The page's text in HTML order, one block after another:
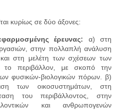
κυρίως σε δύο άξονες:
έρευνας: α) στη
στην πολλαπλή ανάλυση
στη μελέτη των σχέσεων των
το περιβάλλον, με σκοπό την
φυσικών-βιολογικών πόρων. β)
των οικοσυστημάτων, στη
του περιβάλλοντος, στην
και ανθρωπογενών